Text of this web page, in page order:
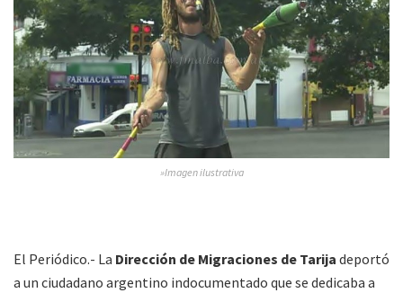
»Imagen ilustrativa
El Periódico.- La Dirección de Migraciones de Tarija deportó
a un ciudadano argentino indocumentado que se dedicaba a